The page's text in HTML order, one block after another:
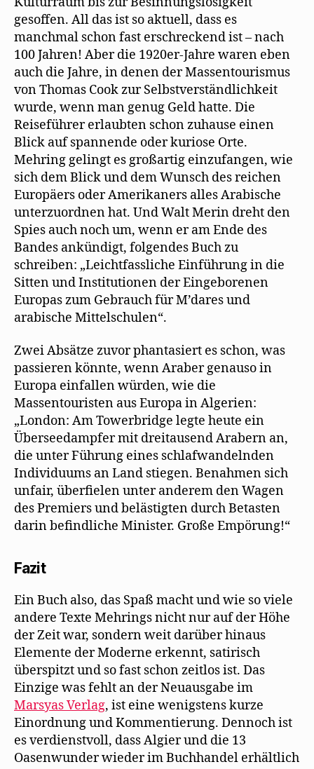
gesoffen. All das ist so aktuell, dass es
manchmal schon fast erschreckend ist – nach
100 Jahren! Aber die 1920er-Jahre waren eben
auch die Jahre, in denen der Massentourismus
von Thomas Cook zur Selbstverständlichkeit
wurde, wenn man genug Geld hatte. Die
Reiseführer erlaubten schon zuhause einen
Blick auf spannende oder kuriose Orte.
Mehring gelingt es großartig einzufangen, wie
sich dem Blick und dem Wunsch des reichen
Europäers oder Amerikaners alles Arabische
unterzuordnen hat. Und Walt Merin dreht den
Spies auch noch um, wenn er am Ende des
Bandes ankündigt, folgendes Buch zu
schreiben: „Leichtfassliche Einführung in die
Sitten und Institutionen der Eingeborenen
Europas zum Gebrauch für M’dares und
arabische Mittelschulen“.
Zwei Absätze zuvor phantasiert es schon, was
passieren könnte, wenn Araber genauso in
Europa einfallen würden, wie die
Massentouristen aus Europa in Algerien:
„London: Am Towerbridge legte heute ein
Überseedampfer mit dreitausend Arabern an,
die unter Führung eines schlafwandelnden
Individuums an Land stiegen. Benahmen sich
unfair, überfielen unter anderem den Wagen
des Premiers und belästigten durch Betasten
darin befindliche Minister. Große Empörung!“
Fazit
Ein Buch also, das Spaß macht und wie so viele
andere Texte Mehrings nicht nur auf der Höhe
der Zeit war, sondern weit darüber hinaus
Elemente der Moderne erkennt, satirisch
überspitzt und so fast schon zeitlos ist. Das
Einzige was fehlt an der Neuausgabe im
Marsyas Verlag, ist eine wenigstens kurze
Einordnung und Kommentierung. Dennoch ist
es verdienstvoll, dass Algier und die 13
Oasenwunder wieder im Buchhandel erhältlich